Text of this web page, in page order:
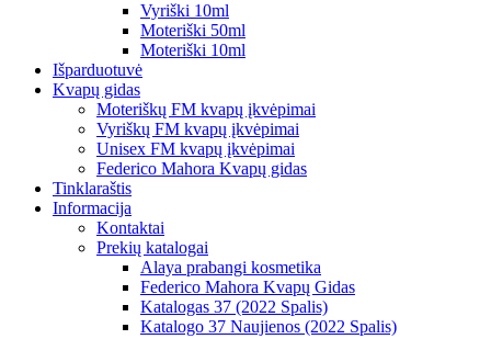
Vyriški 10ml
Moteriški 50ml
Moteriški 10ml
Išparduotuvė
Kvapų gidas
Moteriškų FM kvapų įkvėpimai
Vyriškų FM kvapų įkvėpimai
Unisex FM kvapų įkvėpimai
Federico Mahora Kvapų gidas
Tinklaraštis
Informacija
Kontaktai
Prekių katalogai
Alaya prabangi kosmetika
Federico Mahora Kvapų Gidas
Katalogas 37 (2022 Spalis)
Katalogo 37 Naujienos (2022 Spalis)